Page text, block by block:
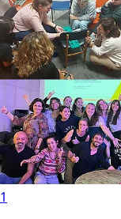
1